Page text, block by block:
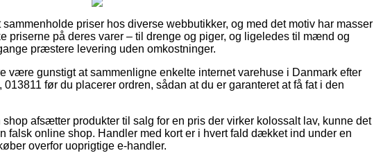
priser hos diverse webbutikker, og med det motiv har masser
priserne på deres varer – til drenge og piger, og ligeledes til mænd og
præstere levering uden omkostninger.
være gunstigt at sammenligne enkelte internet varehuse i Danmark efter
før du placerer ordren, sådan at du er garanteret at få fat i den
shop afsætter produkter til salg for en pris der virker kolossalt lav, kunne det
falsk online shop. Handler med kort er i hvert fald dækket ind under en
overfor uoprigtige e-handler.